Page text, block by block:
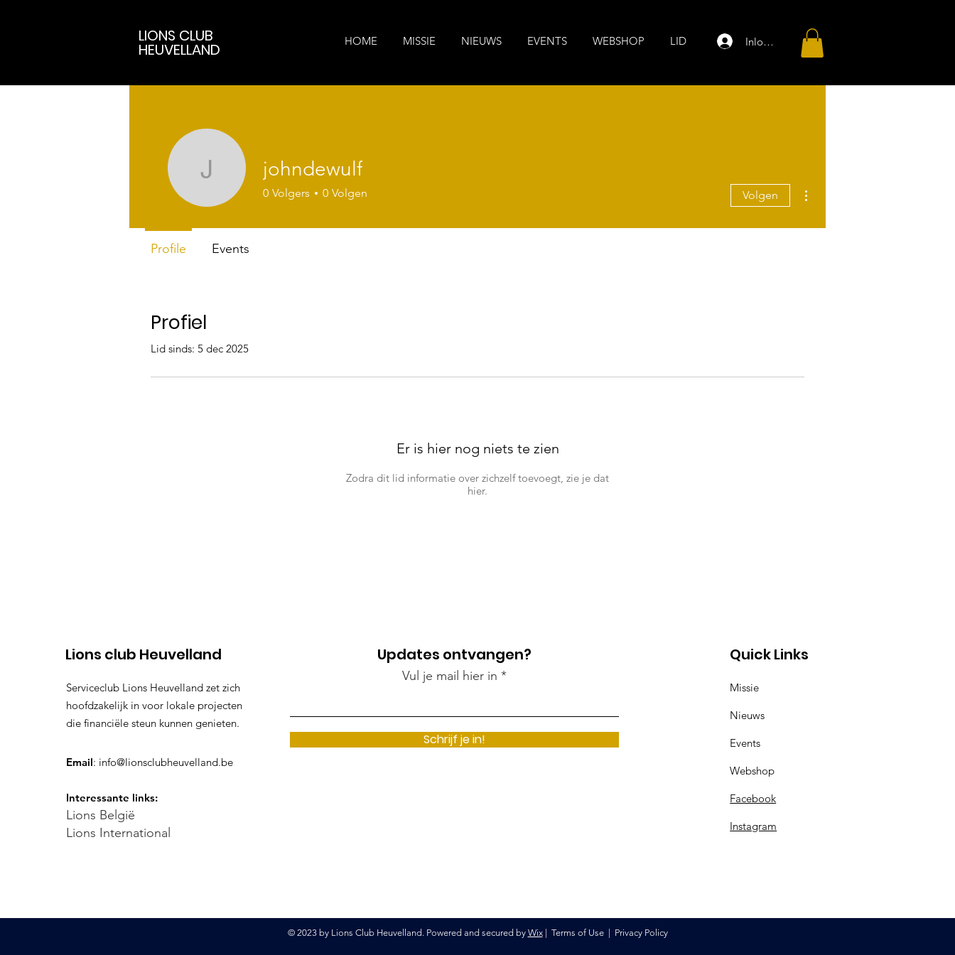
LIONS CLUB
HEUVELLAND HOME MISSIE NIEUWS EVENTS WEBSHOP LID Inloggen
Profiel
Lid sinds: 5 dec 2025
Er is hier nog niets te zien
Zodra dit lid informatie over zichzelf toevoegt, zie je dat
hier.
johndewulf
johndewulf
0 Volgers 0 Volgen Volgen
Profile Events
Lions club Heuvelland
Serviceclub Lions Heuvelland zet zich
hoofdzakelijk in voor lokale projecten
die financiële steun kunnen genieten.
Email: info@lionsclubheuvelland.be
Interessante links:
Lions België
Lions International
Updates ontvangen?
Vul je mail hier in
Schrijf je in!
Quick Links
Missie
Nieuws
Events
Webshop
Facebook
Instagram
© 2023 by Lions Club Heuvelland. Powered and secured by Wix| Terms of Use| Privacy Policy